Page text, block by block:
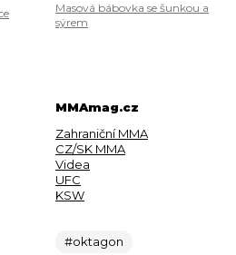
Masová bábovka se šunkou a
sýrem
MMAmag.cz
Zahraniční MMA
CZ/SK MMA
Videa
UFC
KSW
#oktagon